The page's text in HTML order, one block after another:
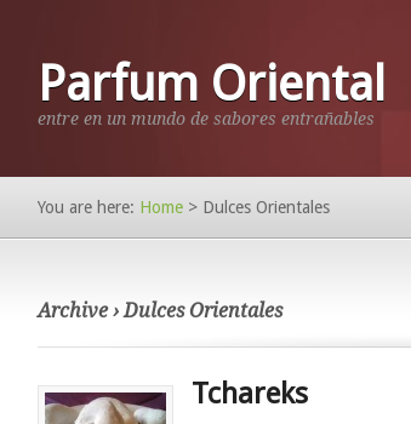
Parfum Oriental
entre en un mundo de sabores entrañables
You are here: Home > Dulces Orientales
Archive › Dulces Orientales
Tchareks